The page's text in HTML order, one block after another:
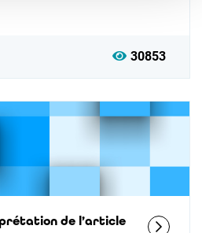
30853
de l’article